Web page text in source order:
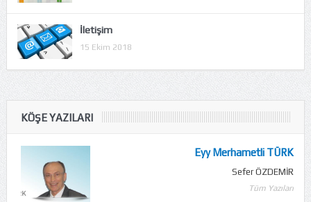
İletişim
15 Ekim 2018
KÖŞE YAZILARI
Eyy Merhametli TÜRK
Sefer ÖZDEMİR
Tüm Yazıları